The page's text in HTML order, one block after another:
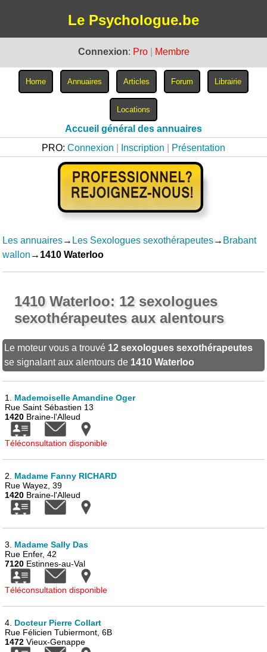
Le Psychologue.be
Connexion: Pro Membre
Accueil général des annuaires
PRO: Connexion Inscription Présentation
Les annuaires→ Les Sexologues sexothérapeutes→ Brabant
wallon → 1410 Waterloo
1410 Waterloo: 12 sexologues
sexothérapeutes aux alentours
Le moteur vous a trouvé 12 sexologues sexothérapeutes
se signalant aux alentours de 1410 Waterloo
1. Mademoiselle Amandine Oger
Rue Saint Sébastien 13
1420 Braine-l'Alleud
Téléconsultation disponible
2. Madame Fanny RICHARD
Rue Wayez, 39
1420 Braine-l'Alleud
3. Madame Sally Das
Rue Enfer, 42
7120 Estinnes-au-Val
Téléconsultation disponible
4. Docteur Pierre Collart
Rue Félicien Tubiermont, 6B
1472 Vieux-Genappe